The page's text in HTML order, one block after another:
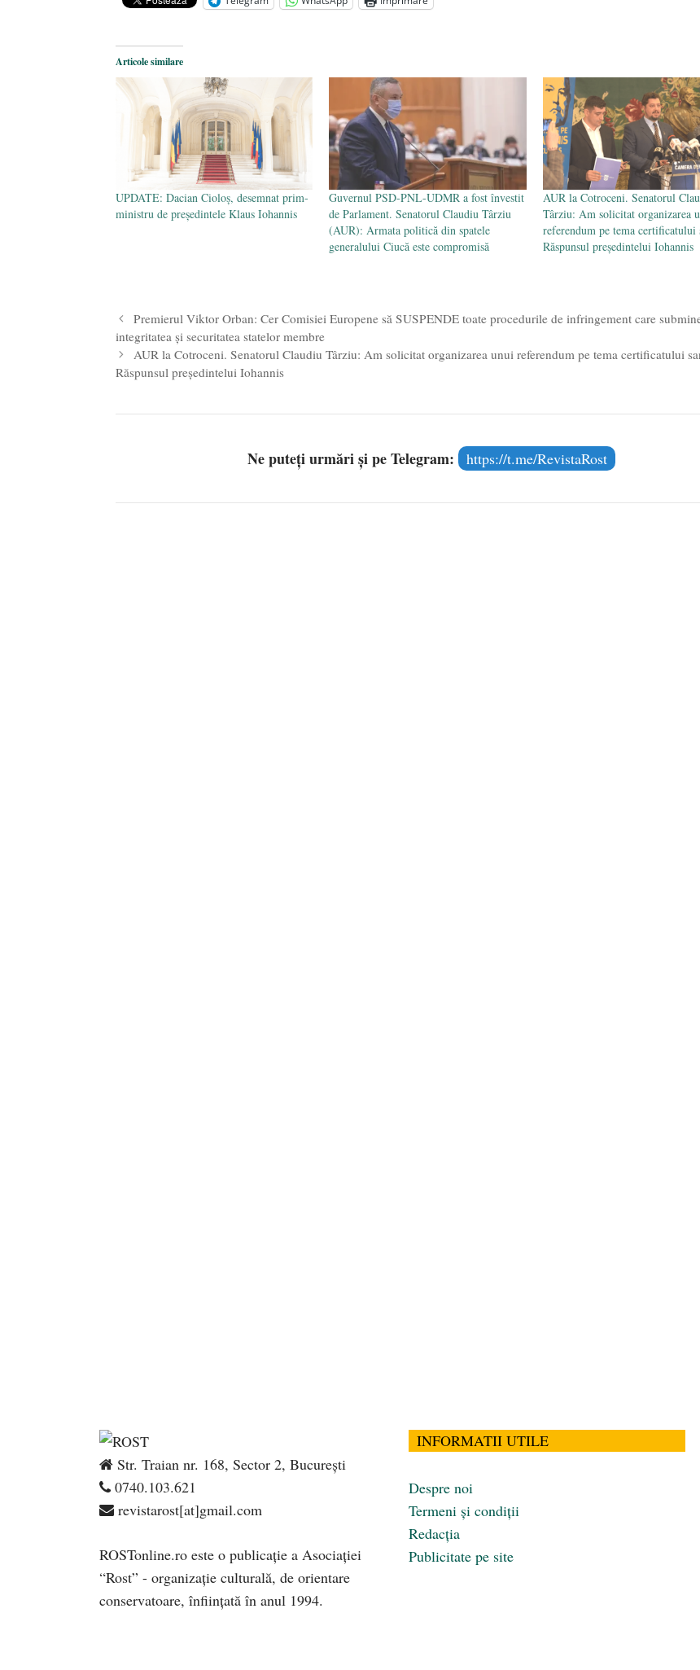
Legea Vexler produce efecte. Bustul poetului Octavian Goga, înlăturat din Iași
Articole similare
UPDATE: Dacian Cioloș, desemnat prim-
ministru de președintele Klaus Iohannis
Guvernul PSD-PNL-UDMR a fost învestit
de Parlament. Senatorul Claudiu Târziu
(AUR): Armata politică din spatele
generalului Ciucă este compromisă
AUR la Cotroceni. Senatorul
Târziu: Am solicitat organizarea
referendum pe tema certificatului
Răspunsul președintelui Iohannis
Premierul Viktor Orban: Cer Comisiei Europene să SUSPENDE toate procedurile de infringement care
integritatea şi securitatea statelor membre
AUR la Cotroceni. Senatorul Claudiu Târziu: Am solicitat organizarea unui referendum pe tema certificatului
Răspunsul președintelui Iohannis
Ne puteți urmări și pe Telegram: https://t.me/RevistaRost
Str. Traian nr. 168, Sector 2, București
0740.103.621
revistarost[at]gmail.com
ROSTonline.ro este o publicaţie a Asociaţiei
“Rost” - organizaţie culturală, de orientare
conservatoare, înfiinţată în anul 1994.
INFORMATII UTILE
Despre noi
Termeni și condiții
Redacția
Publicitate pe site